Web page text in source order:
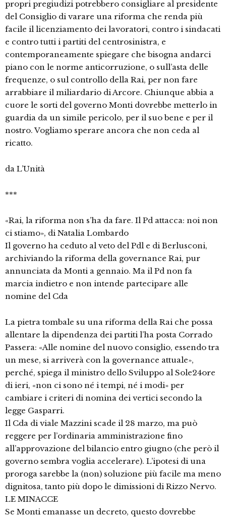
propri pregiudizi potrebbero consigliare al presidente
del Consiglio di varare una riforma che renda più
facile il licenziamento dei lavoratori, contro i sindacati
e contro tutti i partiti del centrosinistra, e
contemporaneamente spiegare che bisogna andarci
piano con le norme anticorruzione, o sull’asta delle
frequenze, o sul controllo della Rai, per non fare
arrabbiare il miliardario di Arcore. Chiunque abbia a
cuore le sorti del governo Monti dovrebbe metterlo in
guardia da un simile pericolo, per il suo bene e per il
nostro. Vogliamo sperare ancora che non ceda al
ricatto.
da L’Unità
***
«Rai, la riforma non s’ha da fare. Il Pd attacca: noi non
ci stiamo», di Natalia Lombardo
Il governo ha ceduto al veto del Pdl e di Berlusconi,
archiviando la riforma della governance Rai, pur
annunciata da Monti a gennaio. Ma il Pd non fa
marcia indietro e non intende partecipare alle
nomine del Cda
La pietra tombale su una riforma della Rai che possa
allentare la dipendenza dei partiti l’ha posta Corrado
Passera: «Alle nomine del nuovo consiglio, essendo tra
un mese, si arriverà con la governance attuale»,
perché, spiega il ministro dello Sviluppo al Sole24ore
di ieri, «non ci sono né i tempi, né i modi» per
cambiare i criteri di nomina dei vertici secondo la
legge Gasparri.
Il Cda di viale Mazzini scade il 28 marzo, ma può
reggere per l’ordinaria amministrazione fino
all’approvazione del bilancio entro giugno (che però il
governo sembra voglia accelerare). L’ipotesi di una
proroga sarebbe la (non) soluzione più facile ma meno
dignitosa, tanto più dopo le dimissioni di Rizzo Nervo.
LE MINACCE
Se Monti emanasse un decreto, questo dovrebbe